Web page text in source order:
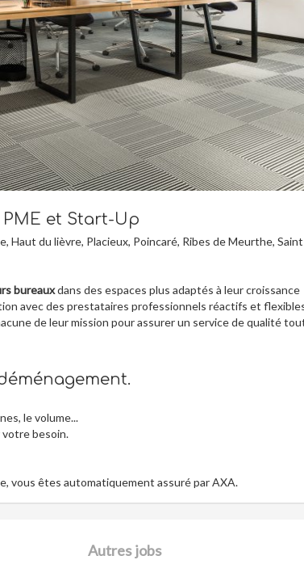
et Start-Up
Haut du lièvre, Placieux, Poincaré, Ribes de Meurthe, Saint
bureauxdans des espaces plus adaptés à leur croissance
avec des prestataires professionnels réactifs et
de leur mission pour assurer un service de qualité
le volume...
besoin.
vous êtes automatiquement assuré par AXA.
Autres jobs